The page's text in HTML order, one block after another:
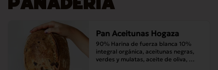
Pan Aceitunas Hogaza
90% Harina de fuerza blanca 10%
integral orgánica, aceitunas negras,
verdes y mulatas, aceite de oliva,